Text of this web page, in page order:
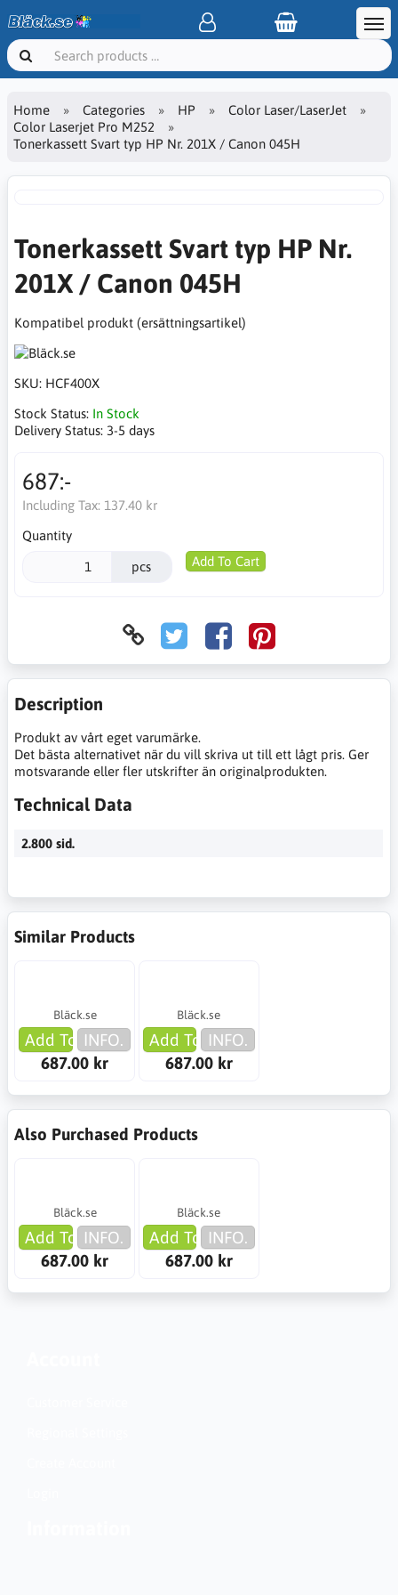
Home Categories HP
Color Laser/LaserJet
Color Laserjet Pro M252
Tonerkassett Svart typ HP Nr. 201X / Canon 045H
Tonerkassett Svart typ HP Nr.
201X / Canon 045H
Kompatibel produkt (ersättningsartikel)
SKU: HCF400X
Stock Status: In Stock
Delivery Status: 3-5 days
687:-
Including Tax: 137.40 kr
Quantity
pcs Add To Cart
Description
Produkt av vårt eget varumärke.
Det bästa alternativet när du vill skriva ut till ett lågt pris. Ger
motsvarande eller fler utskrifter än originalprodukten.
Technical Data
2.800 sid.
Similar Products
Bläck.se
Add To Cart
INFO.
687.00 kr
Bläck.se
Add To Cart
INFO.
687.00 kr
Also Purchased Products
Bläck.se
Add To Cart
INFO.
687.00 kr
Bläck.se
Add To Cart
INFO.
687.00 kr